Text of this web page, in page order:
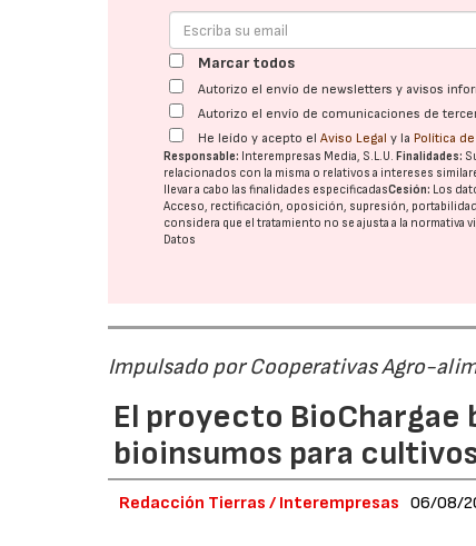
Marcar todos
Autorizo el envío de newsletters y avisos
Autorizo el envío de comunicaciones de
He leído y acepto elAviso Legal y la Política
Responsable: Interempresas Media, S.L.U. Finalidades:
relacionados con la misma o relativos a intereses
llevar a cabo las finalidades especificadasCesión: Los
Acceso, rectificación, oposición, supresión,
considera que el tratamiento no se ajusta a la normativa
Datos
Impulsado por Cooperativas Agro-
El proyecto
bioinsumos para
Redacción Tierras / Interempresas 06/08/